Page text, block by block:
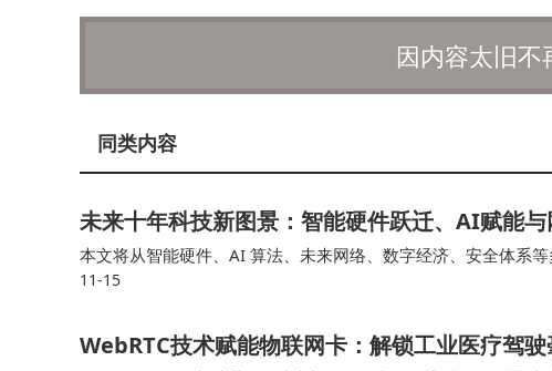
因内容太旧不
同类内容
未来十年科技新图景：智能硬件跃迁、AI赋能
本文将从智能硬件、AI 算法、未来网络、数字经济、安全体系
变得无形AI 成为能力底座数字经济成为主引擎安全体系成为关
11-15
WebRTC技术赋能物联网卡：解锁工业医疗驾